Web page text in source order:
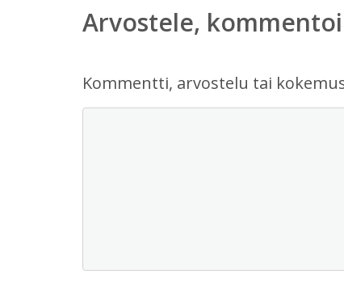
Arvostele,
Kommentti, arvostelu tai